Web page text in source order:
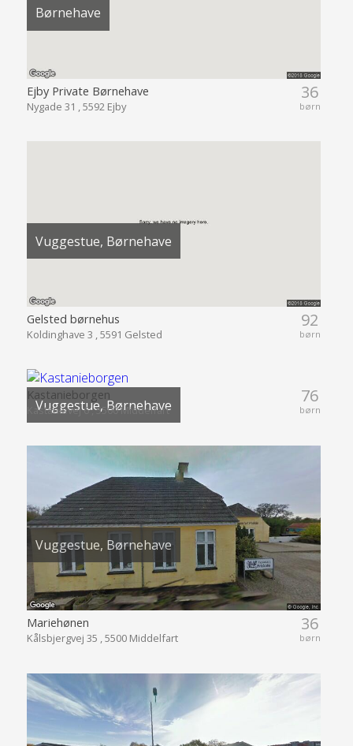
Børnehave
36
børn
Ejby Private Børnehave
Nygade 31 , 5592 Ejby
Vuggestue, Børnehave
92
børn
Gelsted børnehus
Koldinghave 3 , 5591 Gelsted
Vuggestue, Børnehave 76
børn
Kastanieborgen
Kastanievej 6 , 5500 Middelfart
Vuggestue, Børnehave
36
børn
Mariehønen
Kålsbjergvej 35 , 5500 Middelfart